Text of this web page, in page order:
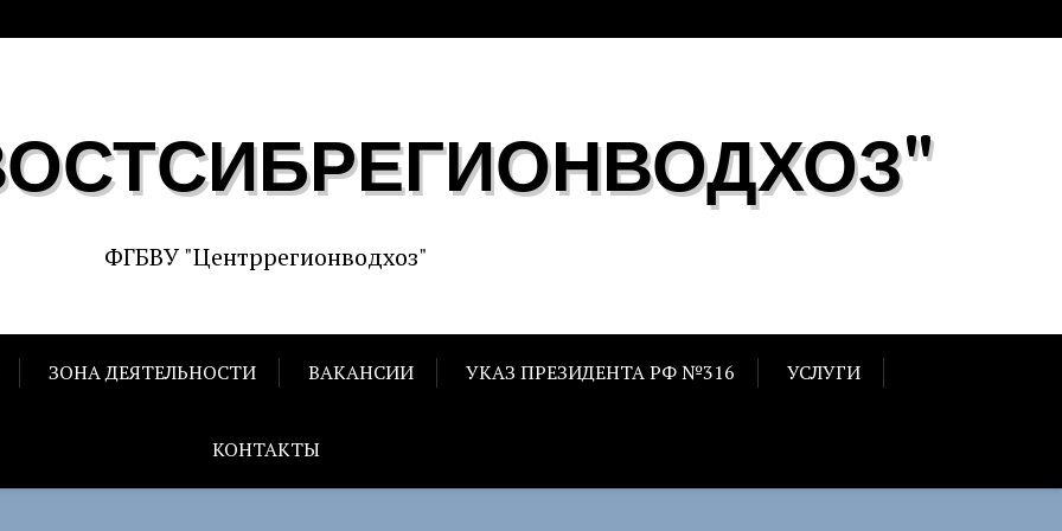
ФГБВУ "Центррегионводхоз"
ЗОНА ДЕЯТЕЛЬНОСТИ ВАКАНСИИ УКАЗ ПРЕЗИДЕНТА РФ №316 УСЛУГИ
КОНТАКТЫ